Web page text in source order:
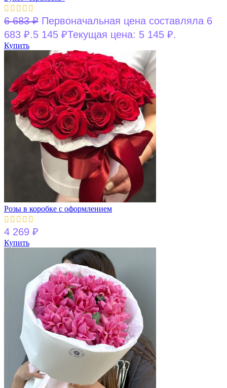
6 683₽ Первоначальная цена составляла 6
683 ₽.5 145 ₽Текущая цена: 5 145 ₽.
Купить
Розы в коробке с оформлением
4 269 ₽
Купить